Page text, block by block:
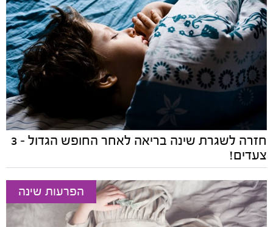
חזרה לשגרת שינה בריאה לאחר החופש הגדול – 3
צעדים!
הפרעות שינה